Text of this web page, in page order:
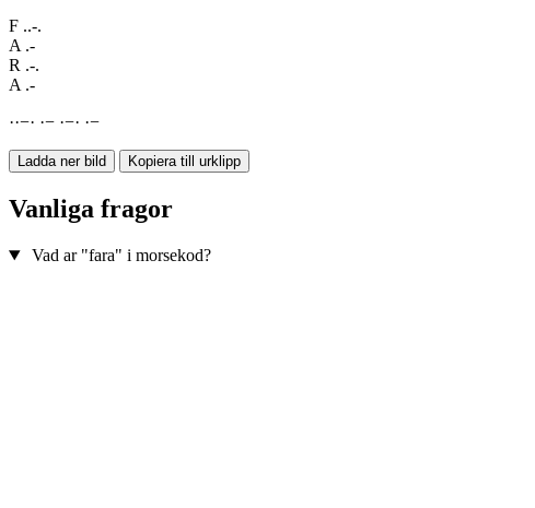
F ..-.
A .-
R .-.
A .-
··−· ·− ·−· ·−
Ladda ner bild Kopiera till urklipp
Vanliga fragor
Vad ar "fara" i morsekod?